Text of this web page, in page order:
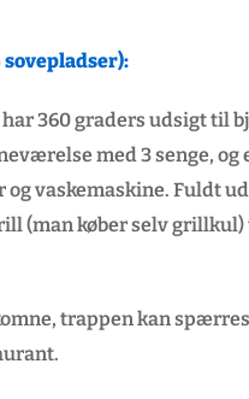
360 graders udsigt til
med 3 senge,
vaskemaskine. Fuldt
(man køber selv
trappen kan